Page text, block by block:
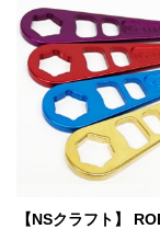
【NSクラフト】